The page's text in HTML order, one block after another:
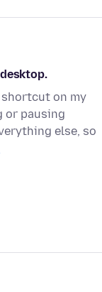
shortcut on my
or pausing
else, so